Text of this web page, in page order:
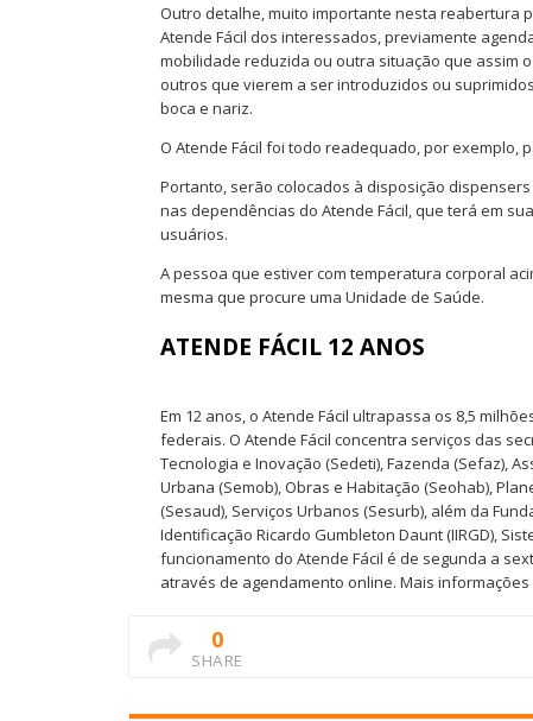
Outro detalhe, muito importante nesta reabertura
Atende Fácil dos interessados, previamente
mobilidade reduzida ou outra situação que assim
outros que vierem a ser introduzidos ou
boca e nariz.
O Atende Fácil foi todo readequado, por
Portanto, serão colocados à disposição
nas dependências do Atende Fácil, que terá em
usuários.
A pessoa que estiver com temperatura corporal
mesma que procure uma Unidade de Saúde.
ATENDE FÁCIL 12 ANOS
Em 12 anos, o Atende Fácil ultrapassa os 8,5
federais. O Atende Fácil concentra serviços das
Tecnologia e Inovação (Sedeti), Fazenda (Sefaz),
Urbana (Semob), Obras e Habitação (Seohab),
(Sesaud), Serviços Urbanos (Sesurb), além da
Identificação Ricardo Gumbleton Daunt (IIRGD),
funcionamento do Atende Fácil é de segunda a
através de agendamento online. Mais informações
0
SHARE